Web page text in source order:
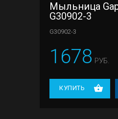
Мыльница
G30902-3
G30902-3
1678 РУБ.
КУПИТЬ